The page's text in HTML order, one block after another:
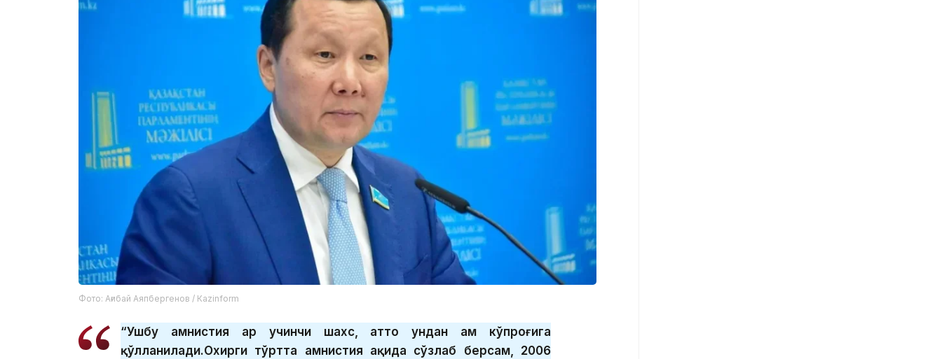
Фото: Ағибай Аяпбергенов / Кazinform
“Ушбу амнистия ҳар учинчи шахс, ҳатто ундан ҳам кўпроғига
қўлланилади.Охирги тўртта амнистия ҳақида сўзлаб берсам, 2006